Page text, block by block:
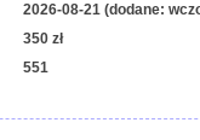
2026-08-21 (dodane:
350 zł
551